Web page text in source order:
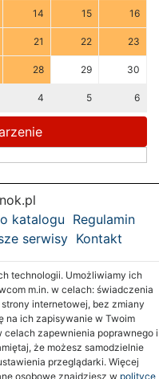
14 15 16
21 22 23
28 29 30
4 5 6
katalogu Regulamin
serwisy Kontakt
technologii. Umożliwiamy ich
m.in. w celach: świadczenia
internetowej, bez zmiany
na ich zapisywanie w Twoim
zapewnienia poprawnego i
że możesz samodzielnie
przeglądarki. Więcej
osobowe znajdziesz w polityce